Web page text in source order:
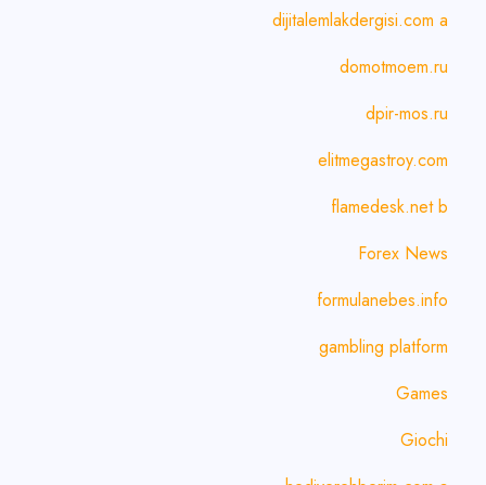
dijitalemlakdergisi.com a
domotmoem.ru
dpir-mos.ru
elitmegastroy.com
flamedesk.net b
Forex News
formulanebes.info
gambling platform
Games
Giochi